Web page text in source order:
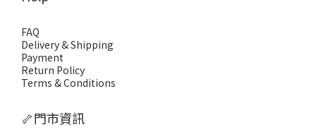
FAQ
Delivery & Shipping
Payment
Return Policy
Terms & Conditions
🦴門市資訊